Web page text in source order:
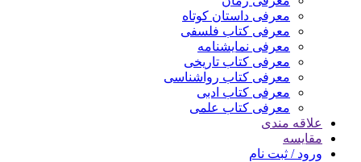
معرفی داستان کوتاه
معرفی کتاب فلسفی
معرفی نمایشنامه
معرفی کتاب تاریخی
معرفی کتاب رواشناسی
معرفی کتاب ادبی
معرفی کتاب علمی
علاقه مندی
مقایسه
ورود / ثبت نام